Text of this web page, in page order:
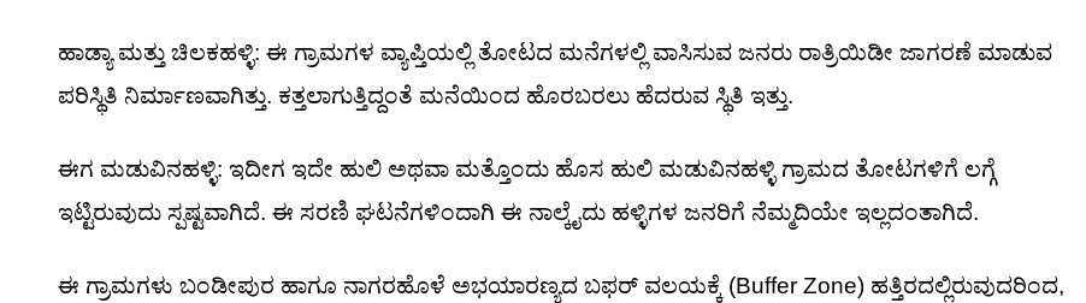
ಹಾಡ್ಯಾ ಮತ್ತು ಚಿಲಕಹಳ್ಳಿ: ಈ ಗ್ರಾಮಗಳ ವ್ಯಾಪ್ತಿಯಲ್ಲಿ ತೋಟದ ಮನೆಗಳಲ್ಲಿ ವಾಸಿಸುವ ಜನರು ರಾತ್ರಿಯಿಡೀ ಜಾಗರಣೆ ಮಾಡುವ
ಪರಿಸ್ಥಿತಿ ನಿರ್ಮಾಣವಾಗಿತ್ತು. ಕತ್ತಲಾಗುತ್ತಿದ್ದಂತೆ ಮನೆಯಿಂದ ಹೊರಬರಲು ಹೆದರುವ ಸ್ಥಿತಿ ಇತ್ತು.
ಈಗ ಮಡುವಿನಹಳ್ಳಿ: ಇದೀಗ ಇದೇ ಹುಲಿ ಅಥವಾ ಮತ್ತೊಂದು ಹೊಸ ಹುಲಿ ಮಡುವಿನಹಳ್ಳಿ ಗ್ರಾಮದ ತೋಟಗಳಿಗೆ ಲಗ್ಗೆ
ಇಟ್ಟಿರುವುದು ಸ್ಪಷ್ಟವಾಗಿದೆ. ಈ ಸರಣಿ ಘಟನೆಗಳಿಂದಾಗಿ ಈ ನಾಲ್ಕೈದು ಹಳ್ಳಿಗಳ ಜನರಿಗೆ ನೆಮ್ಮದಿಯೇ ಇಲ್ಲದಂತಾಗಿದೆ.
ಈ ಗ್ರಾಮಗಳು ಬಂಡೀಪುರ ಹಾಗೂ ನಾಗರಹೊಳೆ ಅಭಯಾರಣ್ಯದ ಬಫರ್ ವಲಯಕ್ಕೆ (Buffer Zone) ಹತ್ತಿರದಲ್ಲಿರುವುದರಿಂದ,